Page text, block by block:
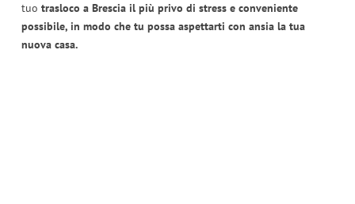
tuo trasloco a Brescia il più privo di stress e conveniente
possibile, in modo che tu possa aspettarti con ansia la tua
nuova casa.